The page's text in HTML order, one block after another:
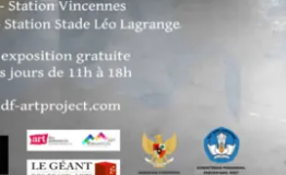
EXPOSITIONS
CONTRIBUTEUR
PROPOS